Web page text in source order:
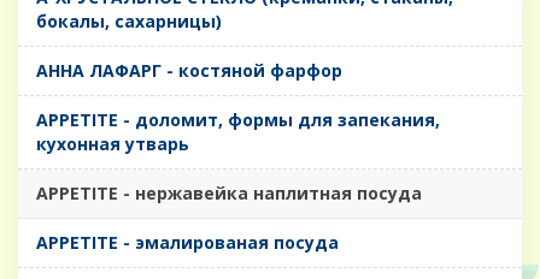
бокалы, сахарницы)
AHHA ЛАФАРГ - костяной фарфор
APPETITE - доломит, формы для запекания,
кухонная утварь
APPETITE - нержавейка наплитная посуда
APPETITE - эмалированая посуда